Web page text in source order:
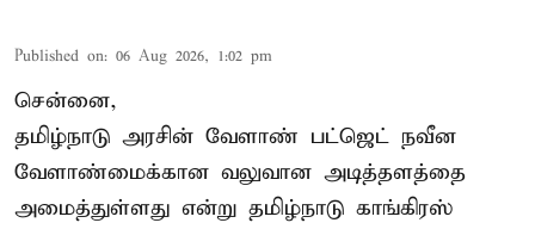
Published on: 06 Aug 2026, 1:02 pm
சென்னை,
தமிழ்நாடு அரசின் வேளாண் பட்ஜெட் நவீன
வேளாண்மைக்கான வலுவான அடித்தளத்தை
அமைத்துள்ளது என்று தமிழ்நாடு காங்கிரஸ்